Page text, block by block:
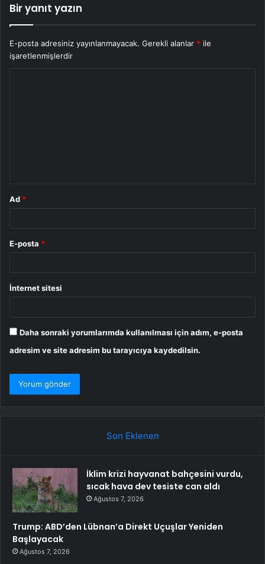
Bir yanıt yazın
E-posta adresiniz yayınlanmayacak. Gerekli alanlar * ile
işaretlenmişlerdir
Ad *
E-posta *
İnternet sitesi
Daha sonraki yorumlarımda kullanılması için adım, e-posta
adresim ve site adresim bu tarayıcıya kaydedilsin.
Son Eklenen
İklim krizi hayvanat bahçesini vurdu,
sıcak hava dev tesiste can aldı
Ağustos 7, 2026
Trump: ABD’den Lübnan’a Direkt Uçuşlar Yeniden
Başlayacak
Ağustos 7, 2026